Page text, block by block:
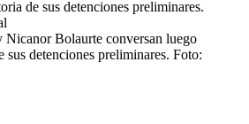
Nicanor Bolaurte conversan luego
sus detenciones preliminares. Foto: